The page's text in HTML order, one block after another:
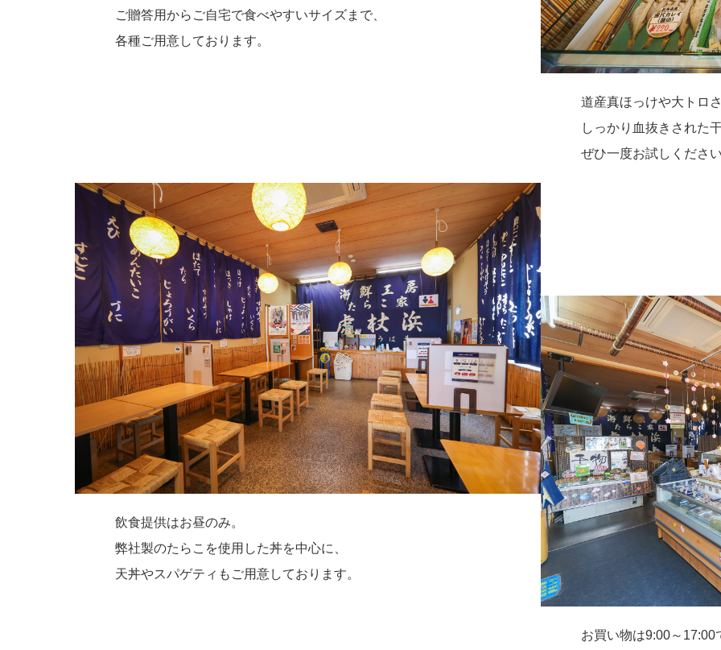
ご贈答用からご自宅で食べやすいサイズまで、
各種ご用意しております。
道産真ほっけや大トロ
しっかり血抜きされた
ぜひ一度お試しくださ
飲食提供はお昼のみ。
弊社製のたらこを使用した丼を中心に、
天丼やスパゲティもご用意しております。
お買い物は9:00～17:00